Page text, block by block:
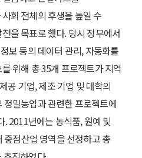
회 전체의 후생을 높일 수
을 목표로 했다. 당시 정부에서
보 등의 데이터 관리, 자동화를
위해 총 35개 프로젝트가 지역
공 기업, 제조 기업 및 대학의
밀농업과 관련한 프로젝트에
2011년에는 농식품, 원예 및
중점산업 영역을 선정하고 총